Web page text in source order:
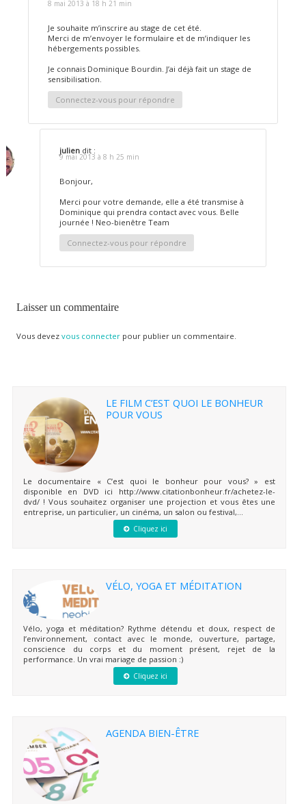
8 mai 2013 à 18 h 21 min
Je souhaite m’inscrire au stage de cet été.
Merci de m’envoyer le formulaire et de m’indiquer les
hébergements possibles.
Je connais Dominique Bourdin. J’ai déjà fait un stage de
sensibilisation.
Connectez-vous pour répondre
julien dit :
9 mai 2013 à 8 h 25 min
Bonjour,
Merci pour votre demande, elle a été transmise à
Dominique qui prendra contact avec vous. Belle
journée ! Neo-bienêtre Team
Connectez-vous pour répondre
Laisser un commentaire
Vous devez vous connecterpour publier un commentaire.
LE FILM C’EST QUOI LE BONHEUR
POUR VOUS
Le documentaire « C’est quoi le bonheur pour vous? » est
disponible en DVD ici http://www.citationbonheur.fr/achetez-le-
dvd/ ! Vous souhaitez organiser une projection et vous êtes une
entreprise, un particulier, un cinéma, un salon ou festival,...
Cliquez ici
VÉLO, YOGA ET MÉDITATION
Vélo, yoga et méditation? Rythme détendu et doux, respect de
l’environnement, contact avec le monde, ouverture, partage,
conscience du corps et du moment présent, rejet de la
performance. Un vrai mariage de passion :)
Cliquez ici
AGENDA BIEN-ÊTRE